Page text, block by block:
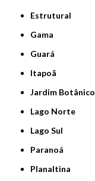
Estrutural
Gama
Guará
Itapoã
Jardim Botânico
Lago Norte
Lago Sul
Paranoá
Planaltina